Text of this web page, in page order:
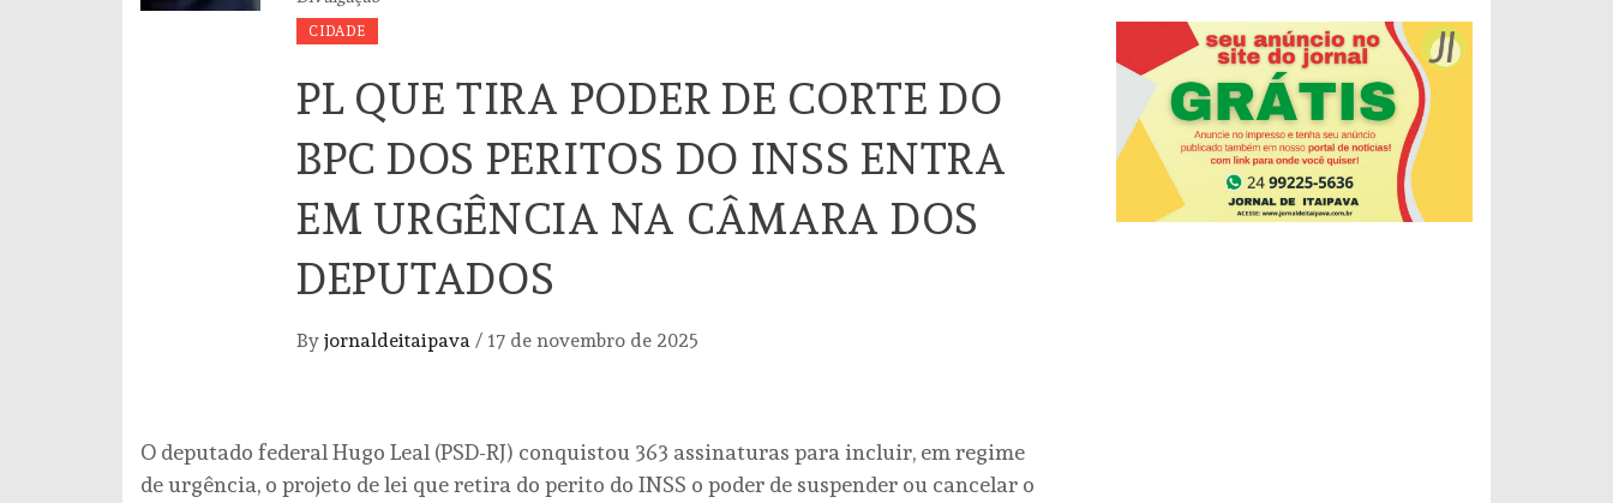
CIDADE
PL QUE TIRA PODER DE CORTE DO
BPC DOS PERITOS DO INSS ENTRA
EM URGÊNCIA NA CÂMARA DOS
DEPUTADOS
By jornaldeitaipava / 17 de novembro de 2025
O deputado federal Hugo Leal (PSD-RJ) conquistou 363 assinaturas para incluir, em regime
de urgência, o projeto de lei que retira do perito do INSS o poder de suspender ou cancelar o